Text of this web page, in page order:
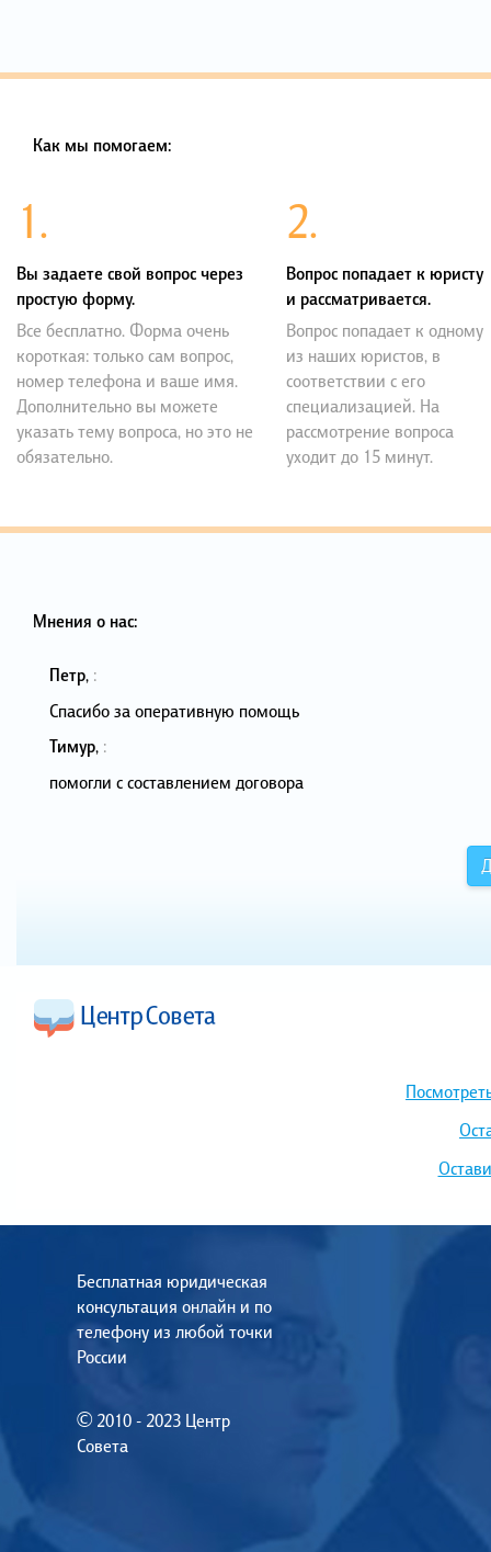
Как мы помогаем:
1.
Вы задаете свой вопрос через
простую форму.
Все бесплатно. Форма очень
короткая: только сам вопрос,
номер телефона и ваше имя.
Дополнительно вы можете
указать тему вопроса, но это не
обязательно.
2.
Вопрос попадает к юристу
и рассматривается.
Вопрос попадает к одному
из наших юристов, в
соответствии с его
специализацией. На
рассмотрение вопроса
уходит до 15 минут.
Мнения о нас:
Петр, :
Спасибо за оперативную помощь
Тимур, :
помогли с составлением договора
Бесплатная юридическая
консультация онлайн и по
телефону из любой точки
России
© 2010 - 2023 Центр
Совета